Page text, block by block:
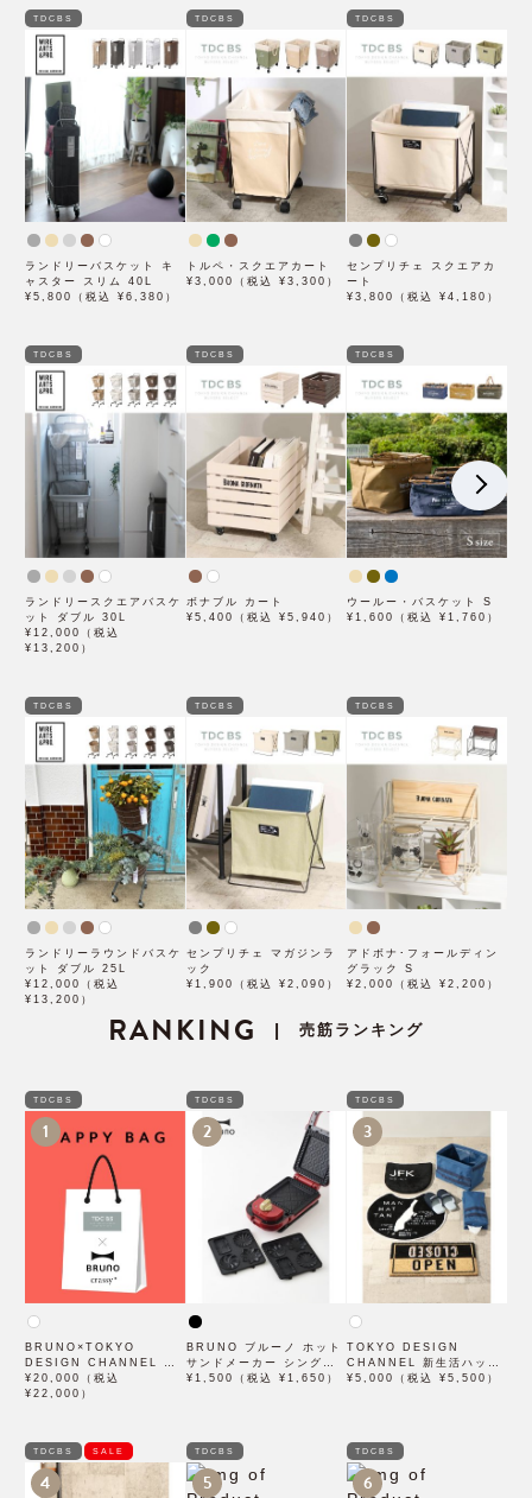
TDCBS
ランドリーバスケット キ
ャスター スリム 40L
¥5,800（税込 ¥6,380）
TDCBS
トルペ・スクエアカート
¥3,000（税込 ¥3,300）
TDCBS
センプリチェ スクエアカ
ート
¥3,800（税込 ¥4,180）
TDCBS
ランドリースクエアバスケ
ット ダブル 30L
¥12,000（税込
¥13,200）
TDCBS
ボナブル カート
¥5,400（税込 ¥5,940）
TDCBS
ウールー・バスケット S
¥1,600（税込 ¥1,760）
TDCBS
ランドリーラウンドバスケ
ット ダブル 25L
¥12,000（税込
¥13,200）
TDCBS
センプリチェ マガジンラ
ック
¥1,900（税込 ¥2,090）
TDCBS
アドボナ･フォールディン
グラック S
¥2,000（税込 ¥2,200）
RANKING | 売筋ランキング
TDCBS
1
BRUNO×TOKYO
DESIGN CHANNEL オ
リジナルハッピーBOX B
¥20,000（税込
¥22,000）
TDCBS
2
BRUNO ブルーノ ホット
サンドメーカー シングル
用プチガトープレート
¥1,500（税込 ¥1,650）
TDCBS
3
TOKYO DESIGN
CHANNEL 新生活ハッピ
ーバッグ A
¥5,000（税込 ¥5,500）
TDCBS SALE
4
TDCBS
5
TDCBS
6